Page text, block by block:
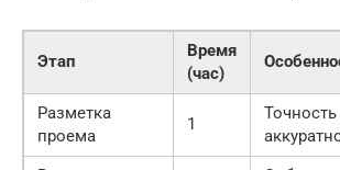
Этап
Время
(час)
Разметка
проема
1
Точность